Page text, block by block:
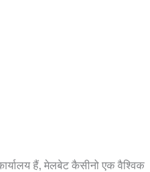
हैं, मेलबेट कैसीनो एक वैश्विक